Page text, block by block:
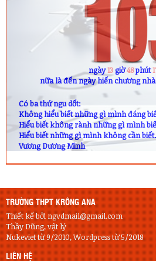
ngày13giờ48phút
nữa là đến ngày hiến chương nhà
Có ba thứ ngu dốt:
Không hiểu biết những gì mình đáng
Hiểu biết không rành những gì mình
Hiểu biết những gì mình không cần biết.
Vương Dương Minh
TRƯỜNG THPT KRÔNG ANA
Thiết kế bởi ngvdmail@gmail.com
Thầy Dũng, vật lý
Nukeviet từ 9/2010, Wordpress từ 5/2018
LIÊN HỆ